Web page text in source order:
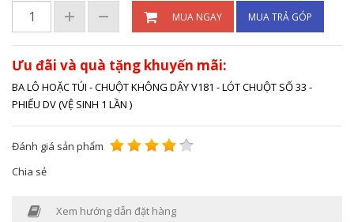
MUA NGAY MUA TRẢ GÓP
Ưu đãi và quà tặng khuyến mãi:
BA LÔ HOẶC TÚI - CHUỘT KHÔNG DÂY V181 - LÓT CHUỘT SỐ 33 -
PHIẾU DV (VỆ SINH 1 LẦN )
Đánh giá sản phẩm
Chia sẻ
Xem hướng dẫn đặt hàng